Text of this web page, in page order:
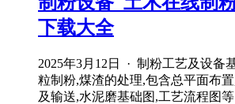
下载大全
2025年3月12日 · 制粉工艺及设备
粒制粉,煤渣的处理,包含总平面布
及输送,水泥磨基础图,工艺流程图